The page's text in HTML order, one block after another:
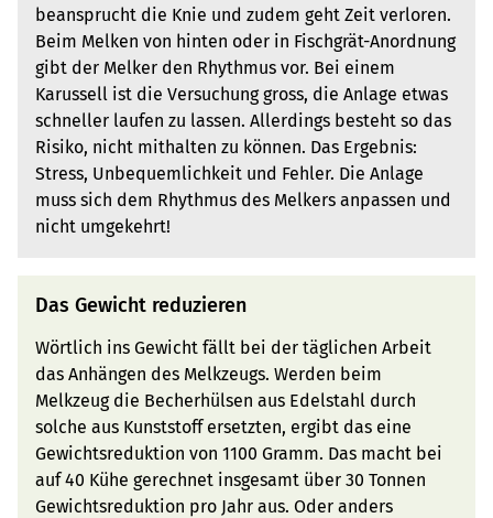
beansprucht die Knie und zudem geht Zeit verloren.
Beim Melken von hinten oder in Fischgrät-Anordnung
gibt der Melker den Rhythmus vor. Bei einem
Karussell ist die Versuchung gross, die Anlage etwas
schneller laufen zu lassen. Allerdings besteht so das
Risiko, nicht mithalten zu können. Das Ergebnis:
Stress, Unbequemlichkeit und Fehler. Die Anlage
muss sich dem Rhythmus des Melkers anpassen und
nicht umgekehrt!
Das Gewicht reduzieren
Wörtlich ins Gewicht fällt bei der täglichen Arbeit
das Anhängen des Melkzeugs. Werden beim
Melkzeug die Becherhülsen aus Edelstahl durch
solche aus Kunststoff ersetzten, ergibt das eine
Gewichtsreduktion von 1100 Gramm. Das macht bei
auf 40 Kühe gerechnet insgesamt über 30 Tonnen
Gewichtsreduktion pro Jahr aus. Oder anders